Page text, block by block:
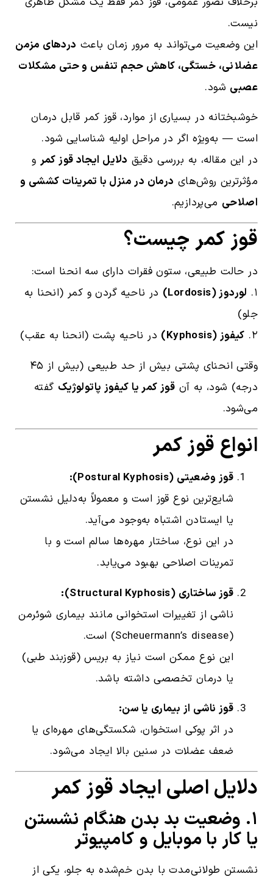
نیست.
این وضعیت می‌تواند به مرور زمان باعث دردهای مزمن
عضلانی، خستگی، کاهش حجم تنفس و حتی مشکلات
عصبی شود.
خوشبختانه در بسیاری از موارد، قوز کمر قابل درمان
است — به‌ویژه اگر در مراحل اولیه شناسایی شود.
در این مقاله، به بررسی دقیق دلایل ایجاد قوز کمر و
مؤثرترین روش‌های درمان در منزل با تمرینات کششی و
اصلاحی می‌پردازیم.
قوز کمر چیست؟
در حالت طبیعی، ستون فقرات دارای سه انحنا است:
۱. لوردوز (Lordosis)
در ناحیه گردن و کمر (انحنا به
جلو)
۲. کیفوز (Kyphosis)
در ناحیه پشت (انحنا به عقب)
وقتی انحنای پشتی بیش از حد طبیعی (بیش از ۴۵
درجه) شود، به آن قوز کمر یا کیفوز پاتولوژیک گفته
می‌شود.
انواع قوز کمر
قوز وضعیتی (Postural Kyphosis):
شایع‌ترین نوع قوز است و معمولاً به‌دلیل نشستن
یا ایستادن اشتباه به‌وجود می‌آید.
در این نوع، ساختار مهره‌ها سالم است و با
تمرینات اصلاحی بهبود می‌یابد.
قوز ساختاری (Structural Kyphosis):
ناشی از تغییرات استخوانی مانند بیماری شوئرمن
(Scheuermann’s disease) است.
این نوع ممکن است نیاز به بریس (قوزبند طبی)
یا درمان تخصصی داشته باشد.
قوز ناشی از بیماری یا سن:
در اثر پوکی استخوان، شکستگی‌های مهره‌ای یا
ضعف عضلات در سنین بالا ایجاد می‌شود.
دلایل اصلی ایجاد قوز کمر
۱. وضعیت بد بدن هنگام نشستن
یا کار با موبایل و کامپیوتر
نشستن طولانی‌مدت با بدن خم‌شده به جلو، یکی از